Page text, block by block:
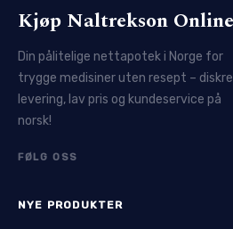
Kjøp Naltrekson
Din pålitelige nettapotek i Norge for
trygge medisiner uten resept –
levering, lav pris og kundeservice på
norsk!
FØLG OSS
NYE PRODUKTER